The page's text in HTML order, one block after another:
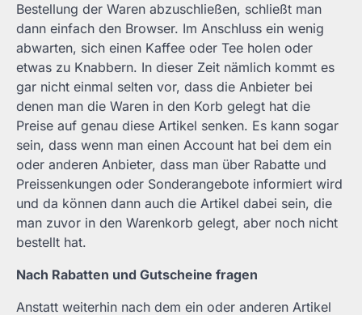
Bestellung der Waren abzuschließen, schließt man
dann einfach den Browser. Im Anschluss ein wenig
abwarten, sich einen Kaffee oder Tee holen oder
etwas zu Knabbern. In dieser Zeit nämlich kommt es
gar nicht einmal selten vor, dass die Anbieter bei
denen man die Waren in den Korb gelegt hat die
Preise auf genau diese Artikel senken. Es kann sogar
sein, dass wenn man einen Account hat bei dem ein
oder anderen Anbieter, dass man über Rabatte und
Preissenkungen oder Sonderangebote informiert wird
und da können dann auch die Artikel dabei sein, die
man zuvor in den Warenkorb gelegt, aber noch nicht
bestellt hat.
Nach Rabatten und Gutscheine fragen
Anstatt weiterhin nach dem ein oder anderen Artikel